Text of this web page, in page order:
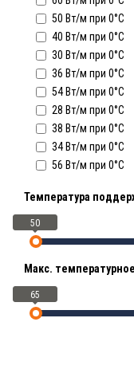
50 Вт/м при 0°C
40 Вт/м при 0°C
30 Вт/м при 0°C
36 Вт/м при 0°C
54 Вт/м при 0°C
28 Вт/м при 0°C
38 Вт/м при 0°C
34 Вт/м при 0°C
56 Вт/м при 0°C
Температура
50
Макс.
65